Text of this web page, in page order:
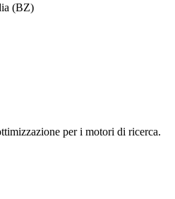
(BZ)
per i motori di ricerca.